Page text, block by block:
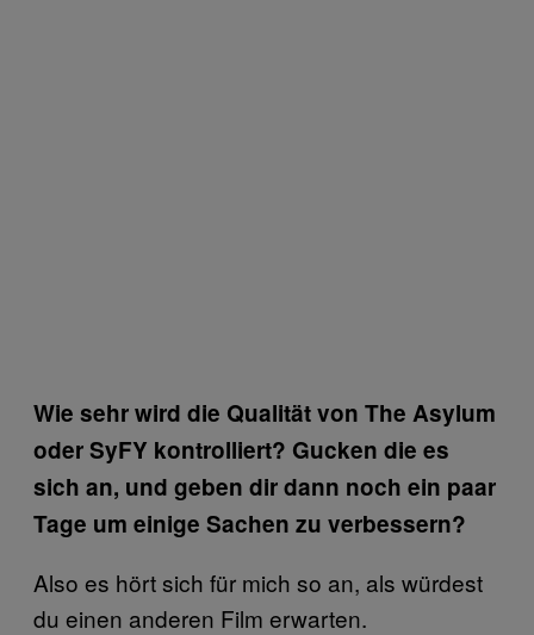
Wie sehr wird die Qualität von The Asylum
oder SyFY kontrolliert? Gucken die es
sich an, und geben dir dann noch ein paar
Tage um einige Sachen zu verbessern?
Also es hört sich für mich so an, als würdest
du einen anderen Film erwarten.